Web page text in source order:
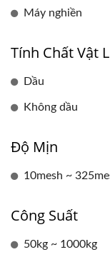
Máy nghiền
Tính Chất Vật
Dầu
Không dầu
Độ Mịn
10mesh ~
Công Suất
50kg ~ 1000kg